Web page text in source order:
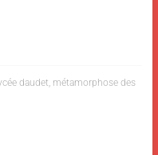
daudet, métamorphose des